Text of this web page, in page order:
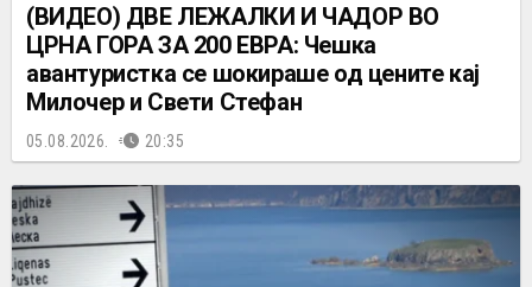
(ВИДЕО) ДВЕ ЛЕЖАЛКИ И ЧАДОР ВО
ЦРНА ГОРА ЗА 200 ЕВРА: Чешка
авантуристка се шокираше од цените кај
Милочер и Свети Стефан
05.08.2026. 20:35